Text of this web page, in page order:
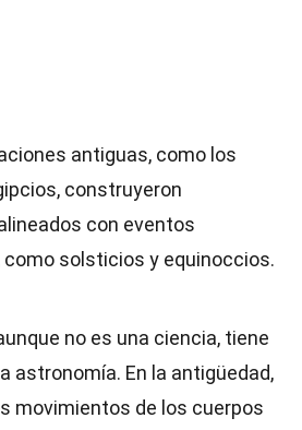
antiguas, como los
construyeron
con eventos
solsticios y equinoccios.
no es una ciencia, tiene
astronomía. En la antigüedad,
movimientos de los cuerpos